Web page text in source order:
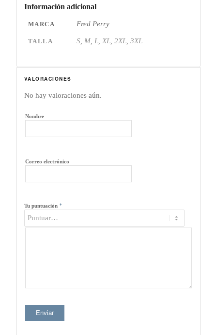
Información adicional
MARCA Fred Perry
TALLA S, M, L, XL, 2XL, 3XL
VALORACIONES
No hay valoraciones aún.
Nombre
Correo electrónico
Tu puntuación *